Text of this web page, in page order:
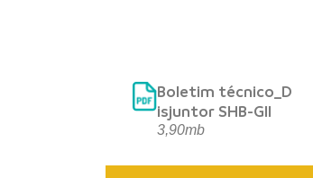
Boletim técnico_D
isjuntor SHB-GII
3,90mb